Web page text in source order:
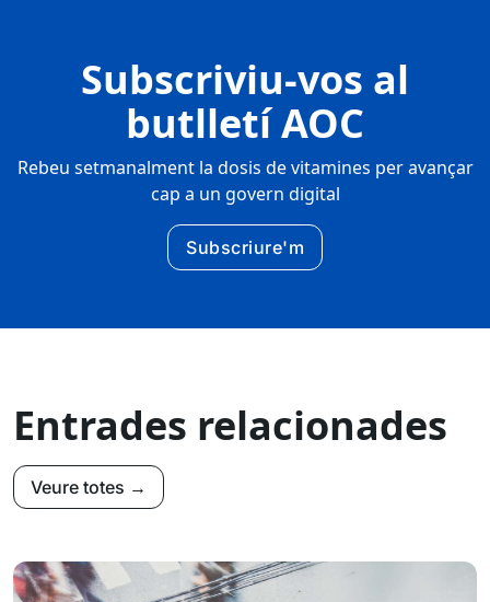
Subscriviu-vos al
butlletí AOC
Rebeu setmanalment la dosis de vitamines per avançar
cap a un govern digital
Subscriure'm
Entrades relacionades
Veure totes →